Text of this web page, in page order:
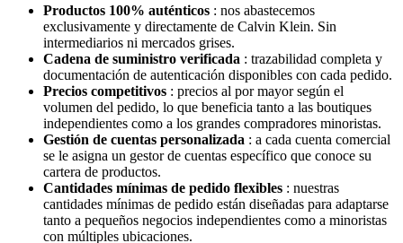
Productos 100% auténticos : nos abastecemos
exclusivamente y directamente de Calvin Klein. Sin
intermediarios ni mercados grises.
Cadena de suministro verificada : trazabilidad completa y
documentación de autenticación disponibles con cada pedido.
Precios competitivos : precios al por mayor según el
volumen del pedido, lo que beneficia tanto a las boutiques
independientes como a los grandes compradores minoristas.
Gestión de cuentas personalizada : a cada cuenta comercial
se le asigna un gestor de cuentas específico que conoce su
cartera de productos.
Cantidades mínimas de pedido flexibles : nuestras
cantidades mínimas de pedido están diseñadas para adaptarse
tanto a pequeños negocios independientes como a minoristas
con múltiples ubicaciones.